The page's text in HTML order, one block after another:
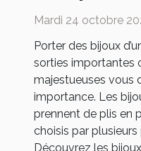
inoxydable ?
Mardi 24 octobre
Porter des bijoux
sorties importantes
majestueuses vous
importance. Les
prennent de plis en
choisis par plusieurs
Découvrez les